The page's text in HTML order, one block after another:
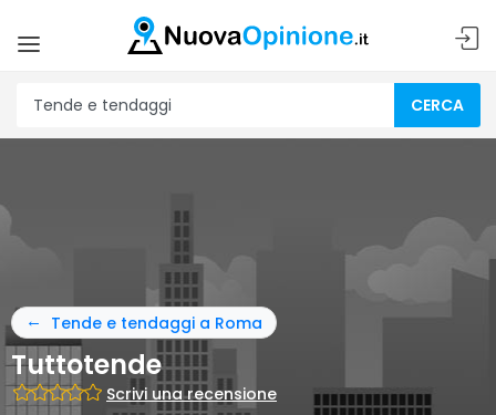
CERCA
Tende e tendaggi a Roma
Tuttotende
Scrivi una recensione